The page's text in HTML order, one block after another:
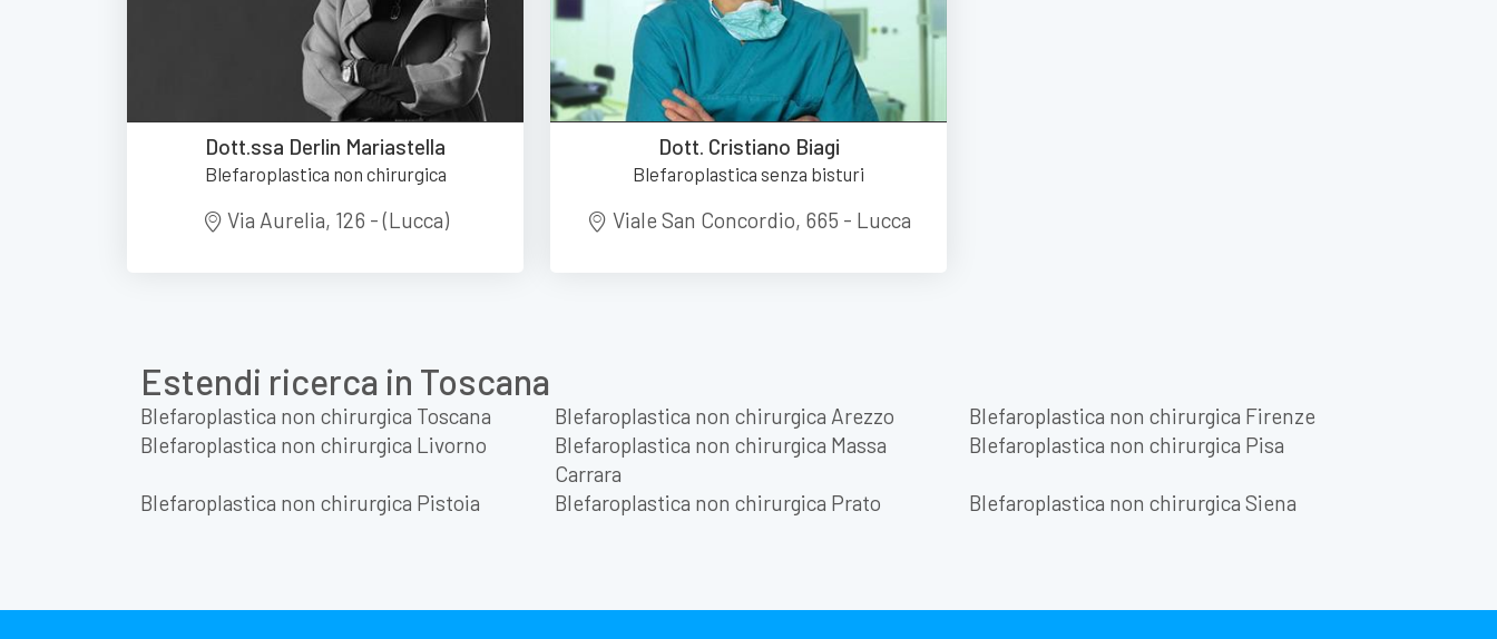
Dott.ssa Derlin Mariastella
Blefaroplastica non chirurgica
Via Aurelia, 126 - (Lucca)
Dott. Cristiano Biagi
Blefaroplastica senza bisturi
Viale San Concordio, 665 - Lucca
Estendi ricerca in Toscana
Blefaroplastica non chirurgica Toscana Blefaroplastica non chirurgica Arezzo
Blefaroplastica non chirurgica Firenze
Blefaroplastica non chirurgica Livorno
Blefaroplastica non chirurgica Massa
Carrara
Blefaroplastica non chirurgica Pisa
Blefaroplastica non chirurgica Pistoia Blefaroplastica non chirurgica Prato Blefaroplastica non chirurgica Siena